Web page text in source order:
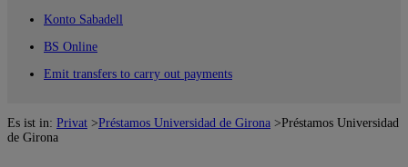
Konto Sabadell
BS Online
Emit transfers to carry out payments
Es ist in: Privat >Préstamos Universidad de Girona >Préstamos Universidad
de Girona